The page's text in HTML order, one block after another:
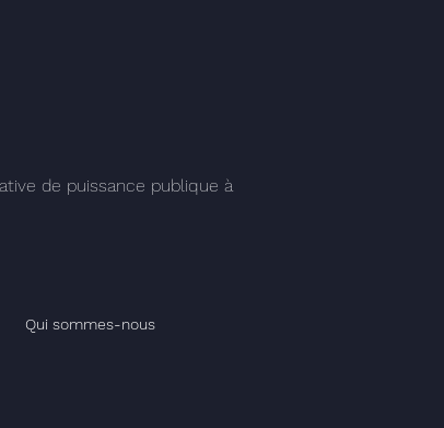
de puissance publique à
Qui sommes-nous